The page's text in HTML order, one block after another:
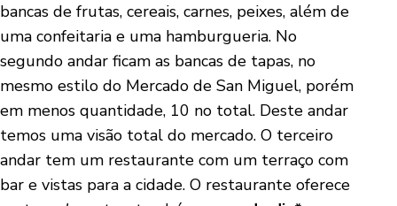
bancas de frutas, cereais, carnes, peixes, além de
uma confeitaria e uma hamburgueria. No
segundo andar ficam as bancas de tapas, no
mesmo estilo do Mercado de San Miguel, porém
em menos quantidade, 10 no total. Deste andar
temos uma visão total do mercado. O terceiro
andar tem um restaurante com um terraço com
bar e vistas para a cidade. O restaurante oferece